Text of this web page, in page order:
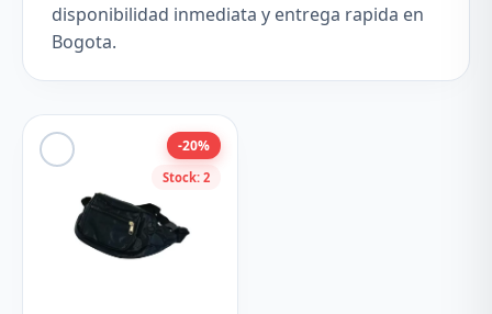
disponibilidad inmediata y entrega rapida en
Bogota.
Stock: 2
-20%